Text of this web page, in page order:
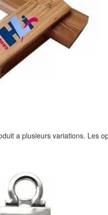
a plusieurs variations. Les